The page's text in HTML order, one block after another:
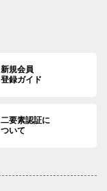
新規会員
登録ガイド
二要素認証に
ついて